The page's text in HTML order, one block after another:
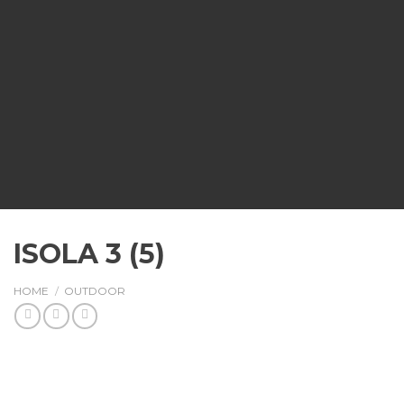
ISOLA 3 (5)
HOME / OUTDOOR